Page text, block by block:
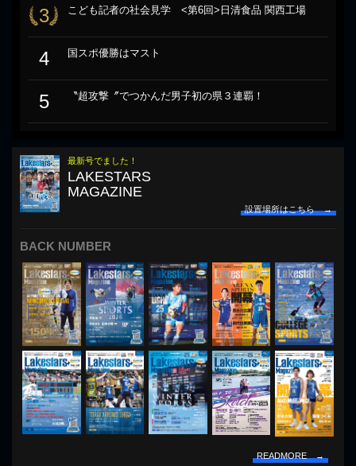
3 こども記者の社会見学 <第6回>日清食品 関西工場
4 国スポ優勝はマスト
5 〝超攻撃〞でつかんだ男子初の県３連覇！
最新号でました！
LAKESTARS
MAGAZINE
設置場所はこちら →
BACK NUMBER
READMORE →